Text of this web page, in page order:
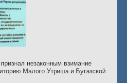
незаконным взимание
Малого Утриша и Бугазской